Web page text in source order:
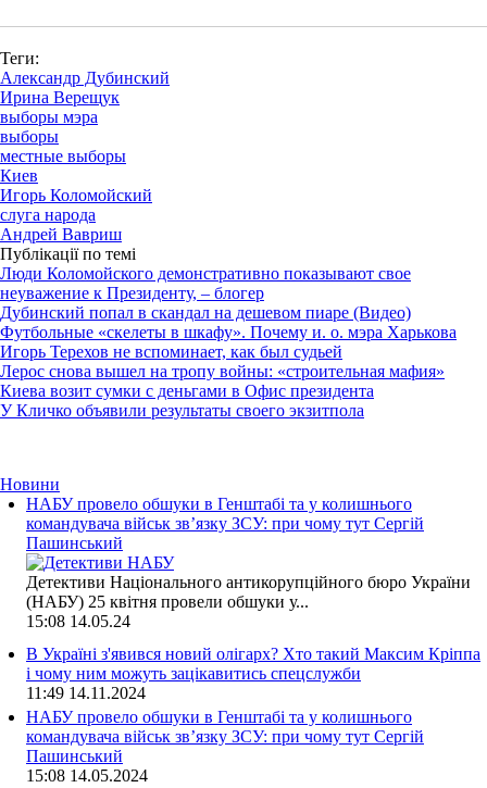
Теги:
Александр Дубинский
Ирина Верещук
выборы мэра
выборы
местные выборы
Киев
Игорь Коломойский
слуга народа
Андрей Вавриш
Публікації по темі
Люди Коломойского демонстративно показывают свое
неуважение к Президенту, – блогер
Дубинский попал в скандал на дешевом пиаре (Видео)
Футбольные «скелеты в шкафу». Почему и. о. мэра Харькова
Игорь Терехов не вспоминает, как был судьей
Лерос снова вышел на тропу войны: «строительная мафия»
Киева возит сумки с деньгами в Офис президента
У Кличко объявили результаты своего экзитпола
Новини
НАБУ провело обшуки в Генштабі та у колишнього
командувача військ зв’язку ЗСУ: при чому тут Сергій
Пашинський
Детективи Національного антикорупційного бюро України
(НАБУ) 25 квітня провели обшуки у...
15:08 14.05.24
В Україні з'явився новий олігарх? Хто такий Максим Кріппа
і чому ним можуть зацікавитись спецслужби
11:49 14.11.2024
НАБУ провело обшуки в Генштабі та у колишнього
командувача військ зв’язку ЗСУ: при чому тут Сергій
Пашинський
15:08 14.05.2024